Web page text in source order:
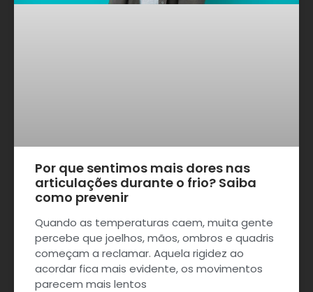
Por que sentimos mais dores nas
articulações durante o frio? Saiba
como prevenir
Quando as temperaturas caem, muita gente
percebe que joelhos, mãos, ombros e quadris
começam a reclamar. Aquela rigidez ao
acordar fica mais evidente, os movimentos
parecem mais lentos